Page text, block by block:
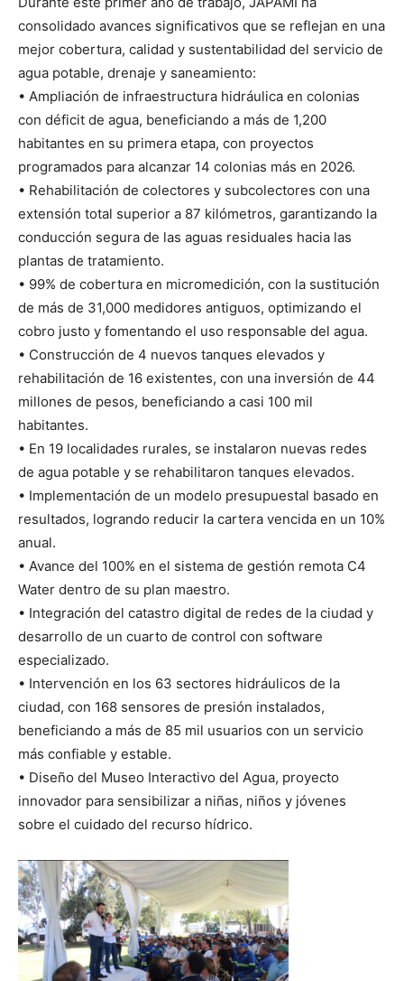
consolidado avances significativos que se reflejan en una
mejor cobertura, calidad y sustentabilidad del servicio de
agua potable, drenaje y saneamiento:
• Ampliación de infraestructura hidráulica en colonias
con déficit de agua, beneficiando a más de 1,200
habitantes en su primera etapa, con proyectos
programados para alcanzar 14 colonias más en 2026.
• Rehabilitación de colectores y subcolectores con una
extensión total superior a 87 kilómetros, garantizando la
conducción segura de las aguas residuales hacia las
plantas de tratamiento.
• 99% de cobertura en micromedición, con la sustitución
de más de 31,000 medidores antiguos, optimizando el
cobro justo y fomentando el uso responsable del agua.
• Construcción de 4 nuevos tanques elevados y
rehabilitación de 16 existentes, con una inversión de 44
millones de pesos, beneficiando a casi 100 mil
habitantes.
• En 19 localidades rurales, se instalaron nuevas redes
de agua potable y se rehabilitaron tanques elevados.
• Implementación de un modelo presupuestal basado en
resultados, logrando reducir la cartera vencida en un 10%
anual.
• Avance del 100% en el sistema de gestión remota C4
Water dentro de su plan maestro.
• Integración del catastro digital de redes de la ciudad y
desarrollo de un cuarto de control con software
especializado.
• Intervención en los 63 sectores hidráulicos de la
ciudad, con 168 sensores de presión instalados,
beneficiando a más de 85 mil usuarios con un servicio
más confiable y estable.
• Diseño del Museo Interactivo del Agua, proyecto
innovador para sensibilizar a niñas, niños y jóvenes
sobre el cuidado del recurso hídrico.